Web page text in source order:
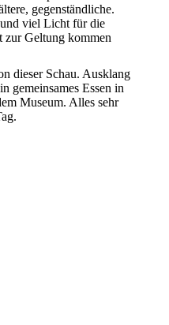
gegenständliche.
viel Licht für die
zur Geltung kommen
dieser Schau. Ausklang
gemeinsames Essen in
Museum. Alles sehr